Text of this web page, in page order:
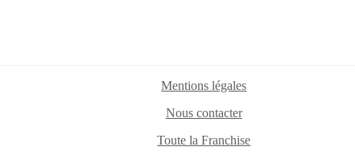
Mentions légales
Nous contacter
Toute la Franchise